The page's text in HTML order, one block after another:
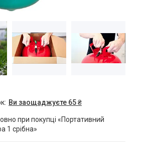
Ви заощаджуєте 65 ₴
при покупці «Портативний
1 срібна»